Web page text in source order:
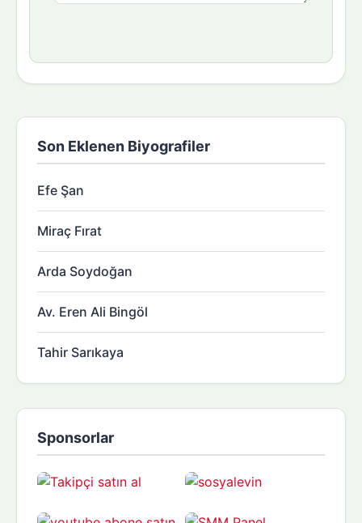
Son Eklenen Biyografiler
Efe Şan
Miraç Fırat
Arda Soydoğan
Av. Eren Ali Bingöl
Tahir Sarıkaya
Sponsorlar